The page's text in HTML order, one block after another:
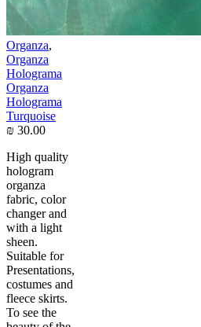
Organza,
Organza
Holograma
Organza
Holograma
Turquoise
₪ 30.00
High quality
hologram
organza
fabric, color
changer and
with a light
sheen.
Suitable for
Presentations,
costumes and
fleece skirts.
To see the